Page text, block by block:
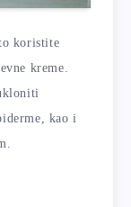
koristite
kreme.
kao i